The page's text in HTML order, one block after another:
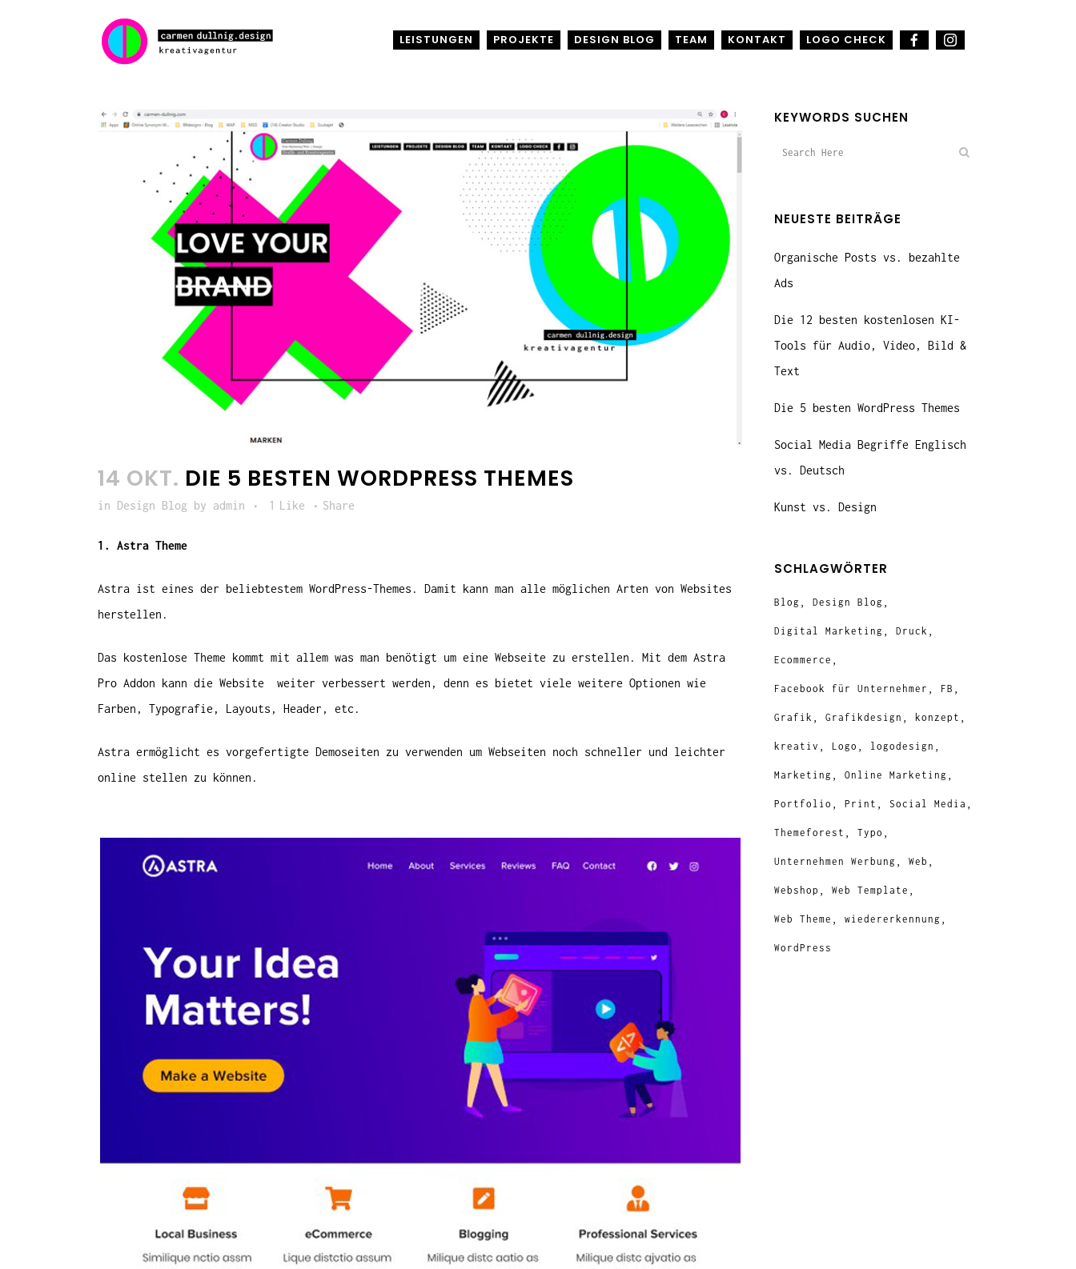
LEISTUNGEN PROJEKTE DESIGN BLOG TEAM KONTAKT LOGO CHECK
14 OKT. DIE 5 BESTEN WORDPRESS THEMES
in Design Blog by admin 1 Like Share
1. Astra Theme
Astra ist eines der beliebtestem WordPress-Themes. Damit kann man alle möglichen Arten von Websites
herstellen.
Das kostenlose Theme kommt mit allem was man benötigt um eine Webseite zu erstellen. Mit dem Astra
Pro Addon kann die Website weiter verbessert werden, denn es bietet viele weitere Optionen wie
Farben, Typografie, Layouts, Header, etc.
Astra ermöglicht es vorgefertigte Demoseiten zu verwenden um Webseiten noch schneller und leichter
online stellen zu können.
KEYWORDS SUCHEN
NEUESTE BEITRÄGE
Organische Posts vs. bezahlte
Ads
Die 12 besten kostenlosen KI-
Tools für Audio, Video, Bild &
Text
Die 5 besten WordPress Themes
Social Media Begriffe Englisch
vs. Deutsch
Kunst vs. Design
SCHLAGWÖRTER
Blog Design Blog
Digital Marketing Druck
Ecommerce
Facebook für Unternehmer FB
Grafik Grafikdesign konzept
kreativ Logo logodesign
Marketing Online Marketing
Portfolio Print Social Media
Themeforest Typo
Unternehmen Werbung Web
Webshop Web Template
Web Theme wiedererkennung
WordPress